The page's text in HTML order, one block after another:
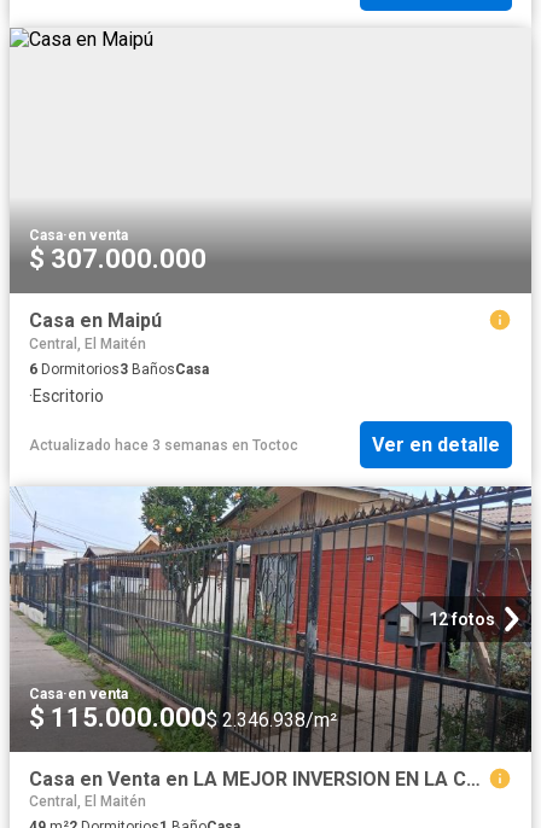
Casa·en venta
$ 307.000.000
Casa en Maipú
Central, El Maitén
6 Dormitorios3 BañosCasa
·Escritorio
Actualizado hace 3 semanas en Toctoc Ver en detalle
12 fotos
Casa·en venta
$ 115.000.000$ 2.346.938/m²
Casa en Venta en LA MEJOR INVERSION EN LA COMUNA DE MAIPÚ
Central, El Maitén